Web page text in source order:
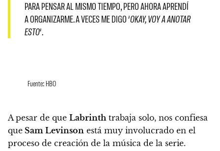
PARA PENSAR AL MISMO TIEMPO, PERO AHORA APRENDÍ
A ORGANIZARME. A VECES ME DIGO ‘OKAY, VOY A ANOTAR
ESTO‘.
Fuente: HBO
A pesar de que Labrinthtrabaja solo, nos confiesa
que Sam Levinson está muy involucrado en el
proceso de creación de la música de la serie.